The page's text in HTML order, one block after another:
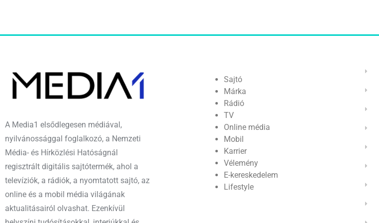
A Media1 elsődlegesen médiával,
nyilvánossággal foglalkozó, a Nemzeti
Média- és Hírközlési Hatóságnál
regisztrált digitális sajtótermék, ahol a
televíziók, a rádiók, a nyomtatott sajtó, az
online és a mobil média világának
aktualitásairól olvashat. Ezenkívül
Sajtó
Márka
Rádió
TV
Online média
Mobil
Karrier
Vélemény
E-kereskedelem
Lifestyle